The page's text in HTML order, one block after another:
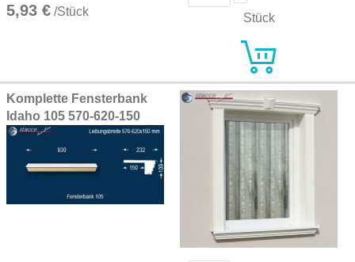
5,93 € /Stück Stück
Komplette Fensterbank
Idaho 105 570-620-150